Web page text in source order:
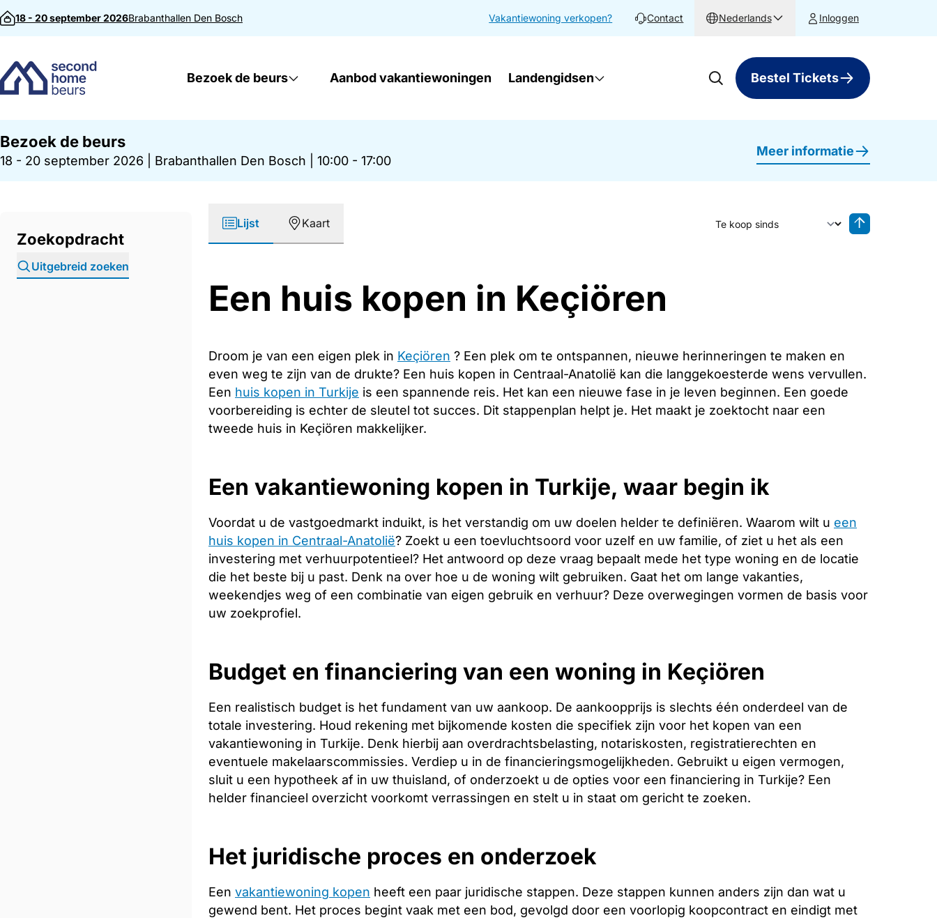
Direct naar inhoud
18 - 20 september 2026Brabanthallen Den Bosch Vakantiewoning verkopen? Contact Nederlands Inloggen
Bezoek de beurs Aanbod vakantiewoningen Landengidsen Bestel Tickets
Bezoek de beurs
18 - 20 september 2026 Brabanthallen Den Bosch 10:00 - 17:00
Meer informatie
Zoekopdracht
Uitgebreid zoeken
Lijst Kaart
Sorteer op
Een huis kopen in Keçiören
Droom je van een eigen plek in Keçiören ? Een plek om te ontspannen, nieuwe herinneringen te maken en
even weg te zijn van de drukte? Een huis kopen in Centraal-Anatolië kan die langgekoesterde wens vervullen.
Een huis kopen in Turkije is een spannende reis. Het kan een nieuwe fase in je leven beginnen. Een goede
voorbereiding is echter de sleutel tot succes. Dit stappenplan helpt je. Het maakt je zoektocht naar een
tweede huis in Keçiören makkelijker.
Een vakantiewoning kopen in Turkije, waar begin ik
Voordat u de vastgoedmarkt induikt, is het verstandig om uw doelen helder te definiëren. Waarom wilt u een
huis kopen in Centraal-Anatolië? Zoekt u een toevluchtsoord voor uzelf en uw familie, of ziet u het als een
investering met verhuurpotentieel? Het antwoord op deze vraag bepaalt mede het type woning en de locatie
die het beste bij u past. Denk na over hoe u de woning wilt gebruiken. Gaat het om lange vakanties,
weekendjes weg of een combinatie van eigen gebruik en verhuur? Deze overwegingen vormen de basis voor
uw zoekprofiel.
Budget en financiering van een woning in Keçiören
Een realistisch budget is het fundament van uw aankoop. De aankoopprijs is slechts één onderdeel van de
totale investering. Houd rekening met bijkomende kosten die specifiek zijn voor het kopen van een
vakantiewoning in Turkije. Denk hierbij aan overdrachtsbelasting, notariskosten, registratierechten en
eventuele makelaarscommissies. Verdiep u in de financieringsmogelijkheden. Gebruikt u eigen vermogen,
sluit u een hypotheek af in uw thuisland, of onderzoekt u de opties voor een financiering in Turkije? Een
helder financieel overzicht voorkomt verrassingen en stelt u in staat om gericht te zoeken.
Het juridische proces en onderzoek
Een vakantiewoning kopen heeft een paar juridische stappen. Deze stappen kunnen anders zijn dan wat u
gewend bent. Het proces begint vaak met een bod, gevolgd door een voorlopig koopcontract en eindigt met